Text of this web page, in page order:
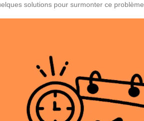
solutions pour surmonter ce problème.